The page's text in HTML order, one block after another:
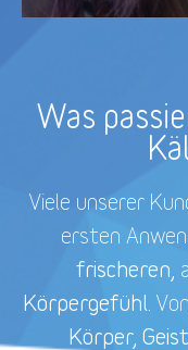
Was
Viele unserer
ersten
frischeren,
Körpergefühl.
Körper, Geist